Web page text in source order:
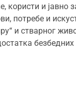
и јавно
потребе и
и стварног